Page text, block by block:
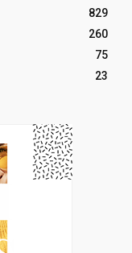
829
260
75
23